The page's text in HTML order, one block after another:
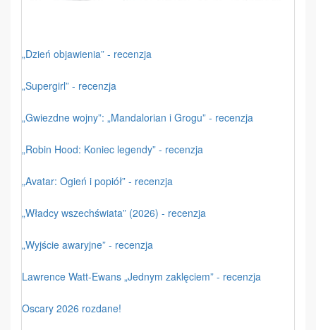
„Dzień objawienia” - recenzja
„Supergirl” - recenzja
„Gwiezdne wojny”: „Mandalorian i Grogu” - recenzja
„Robin Hood: Koniec legendy” - recenzja
„Avatar: Ogień i popiół” - recenzja
„Władcy wszechświata” (2026) - recenzja
„Wyjście awaryjne” - recenzja
Lawrence Watt-Ewans „Jednym zaklęciem” - recenzja
Oscary 2026 rozdane!